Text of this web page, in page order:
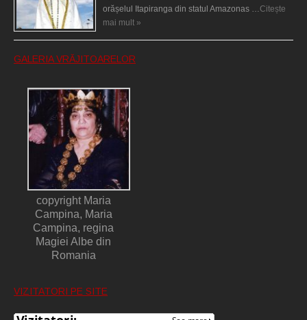
orășelul Itapiranga din statul Amazonas … Citește
mai mult »
GALERIA VRĂJITOARELOR
copyright Maria
Campina, Maria
Campina, regina
Magiei Albe din
Romania
VIZITATORI PE SITE